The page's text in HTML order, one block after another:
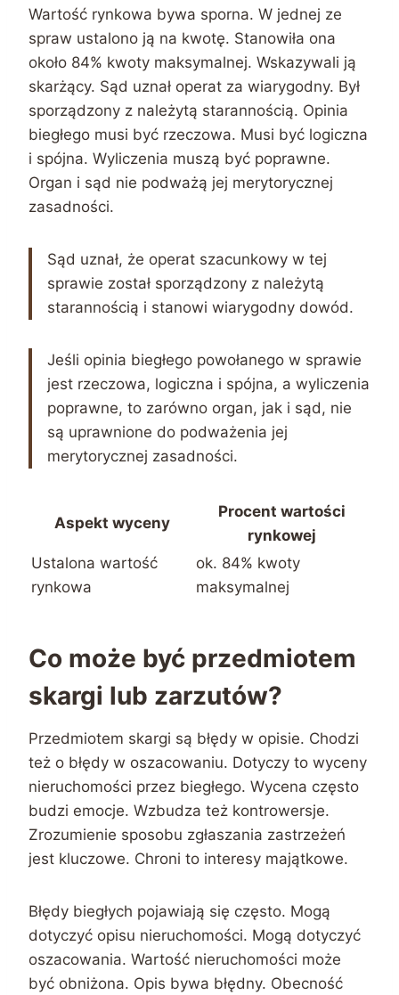
Wartość rynkowa bywa sporna. W jednej ze
spraw ustalono ją na kwotę. Stanowiła ona
około 84% kwoty maksymalnej. Wskazywali ją
skarżący. Sąd uznał operat za wiarygodny. Był
sporządzony z należytą starannością. Opinia
biegłego musi być rzeczowa. Musi być logiczna
i spójna. Wyliczenia muszą być poprawne.
Organ i sąd nie podważą jej merytorycznej
zasadności.
Sąd uznał, że operat szacunkowy w tej
sprawie został sporządzony z należytą
starannością i stanowi wiarygodny dowód.
Jeśli opinia biegłego powołanego w sprawie
jest rzeczowa, logiczna i spójna, a wyliczenia
poprawne, to zarówno organ, jak i sąd, nie
są uprawnione do podważenia jej
merytorycznej zasadności.
Aspekt wyceny
Procent wartości
rynkowej
Ustalona wartość
rynkowa
ok. 84% kwoty
maksymalnej
Co może być przedmiotem
skargi lub zarzutów?
Przedmiotem skargi są błędy w opisie. Chodzi
też o błędy w oszacowaniu. Dotyczy to wyceny
nieruchomości przez biegłego. Wycena często
budzi emocje. Wzbudza też kontrowersje.
Zrozumienie sposobu zgłaszania zastrzeżeń
jest kluczowe. Chroni to interesy majątkowe.
Błędy biegłych pojawiają się często. Mogą
dotyczyć opisu nieruchomości. Mogą dotyczyć
oszacowania. Wartość nieruchomości może
być obniżona. Opis bywa błędny. Obecność